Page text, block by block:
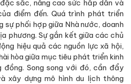
sắc, nâng cao sức hấp dẫn và
điểm đến. Quá trình phát triển
sự phối hợp giữa Nhà nước, doanh
phương. Sự gắn kết giữa các chủ
hiệu quả các nguồn lực xã hội,
hòa giữa mục tiêu phát triển kinh
Song song với đó, cần đẩy
xây dựng mô hình du lịch thông